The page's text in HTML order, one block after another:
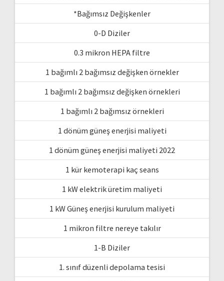
*Bağımsız Değişkenler
0-D Diziler
0.3 mikron HEPA filtre
1 bağımlı 2 bağımsız değişken örnekler
1 bağımlı 2 bağımsız değişken örnekleri
1 bağımlı 2 bağımsız örnekleri
1 dönüm güneş enerjisi maliyeti
1 dönüm güneş enerjisi maliyeti 2022
1 kür kemoterapi kaç seans
1 kW elektrik üretim maliyeti
1 kW Güneş enerjisi kurulum maliyeti
1 mikron filtre nereye takılır
1-B Diziler
1. sınıf düzenli depolama tesisi